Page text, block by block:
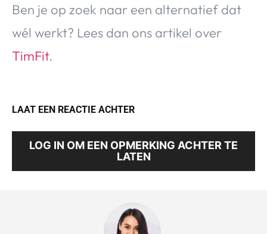
Ben je op zoek naar een alternatief dat
wél werkt? Lees dan ons artikel over
TimFit.
LAAT EEN REACTIE ACHTER
LOG IN OM EEN OPMERKING ACHTER TE
LATEN